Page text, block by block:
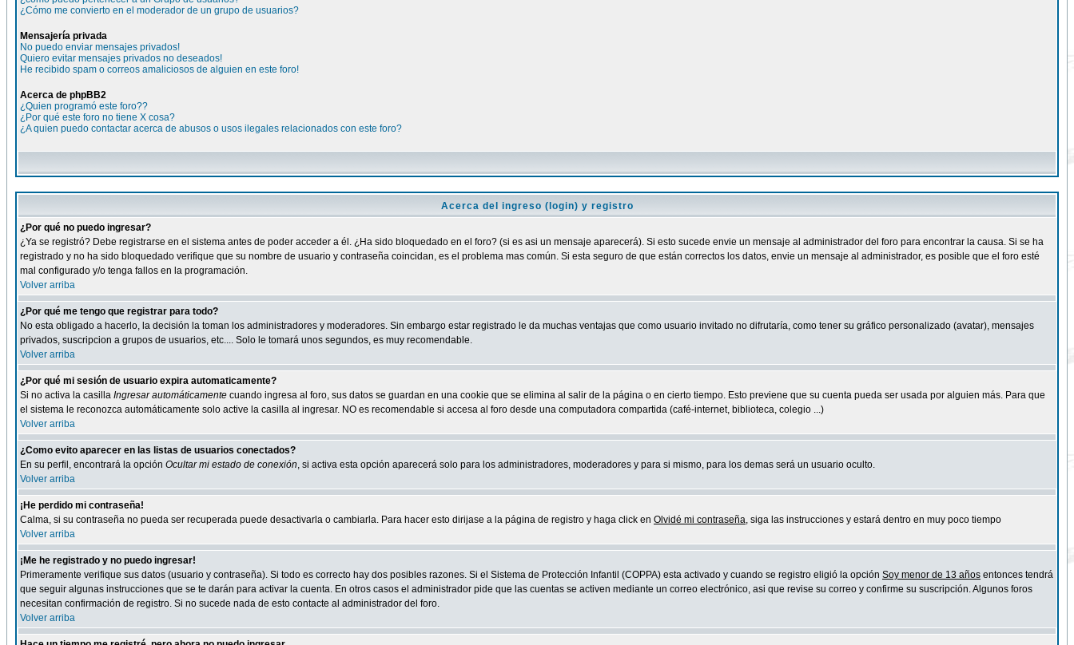
¿Cómo me convierto en el moderador de un grupo de usuarios?
Mensajería privada
No puedo enviar mensajes privados!
Quiero evitar mensajes privados no deseados!
He recibido spam o correos amaliciosos de alguien en este foro!
Acerca de phpBB2
¿Quien programó este foro??
¿Por qué este foro no tiene X cosa?
¿A quien puedo contactar acerca de abusos o usos ilegales relacionados con este foro?
Acerca del ingreso (login) y registro
¿Por qué no puedo ingresar?
¿Ya se registró? Debe registrarse en el sistema antes de poder acceder a él. ¿Ha sido bloquedado en el foro? (si es asi un mensaje aparecerá). Si esto sucede envie un mensaje al administrador del foro para encontrar la causa. Si se ha
registrado y no ha sido bloquedado verifique que su nombre de usuario y contraseña coincidan, es el problema mas común. Si esta seguro de que están correctos los datos, envie un mensaje al administrador, es posible que el foro esté
mal configurado y/o tenga fallos en la programación.
Volver arriba
¿Por qué me tengo que registrar para todo?
No esta obligado a hacerlo, la decisión la toman los administradores y moderadores. Sin embargo estar registrado le da muchas ventajas que como usuario invitado no difrutaría, como tener su gráfico personalizado (avatar), mensajes
privados, suscripcion a grupos de usuarios, etc.... Solo le tomará unos segundos, es muy recomendable.
Volver arriba
¿Por qué mi sesión de usuario expira automaticamente?
Si no activa la casilla Ingresar automáticamente cuando ingresa al foro, sus datos se guardan en una cookie que se elimina al salir de la página o en cierto tiempo. Esto previene que su cuenta pueda ser usada por alguien más. Para que
el sistema le reconozca automáticamente solo active la casilla al ingresar. NO es recomendable si accesa al foro desde una computadora compartida (café-internet, biblioteca, colegio ...)
Volver arriba
¿Como evito aparecer en las listas de usuarios conectados?
En su perfil, encontrará la opción Ocultar mi estado de conexión, si activa esta opción aparecerá solo para los administradores, moderadores y para si mismo, para los demas será un usuario oculto.
Volver arriba
¡He perdido mi contraseña!
Calma, si su contraseña no pueda ser recuperada puede desactivarla o cambiarla. Para hacer esto dirijase a la página de registro y haga click en Olvidé mi contraseña, siga las instrucciones y estará dentro en muy poco tiempo
Volver arriba
¡Me he registrado y no puedo ingresar!
Primeramente verifique sus datos (usuario y contraseña). Si todo es correcto hay dos posibles razones. Si el Sistema de Protección Infantil (COPPA) esta activado y cuando se registro eligió la opción Soy menor de 13 años entonces tendrá
que seguir algunas instrucciones que se te darán para activar la cuenta. En otros casos el administrador pide que las cuentas se activen mediante un correo electrónico, asi que revise su correo y confirme su suscripción. Algunos foros
necesitan confirmación de registro. Si no sucede nada de esto contacte al administrador del foro.
Volver arriba